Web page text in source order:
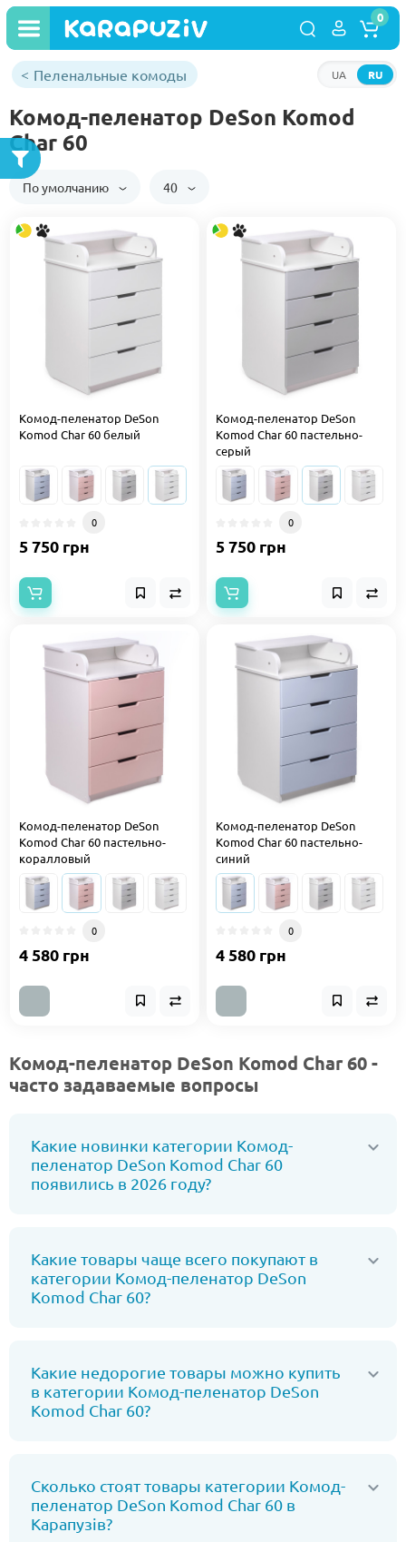
RU
UA
0
Пеленальные комоды
Комод-пеленатор DeSon Komod
Char 60
По умолчанию 40
Комод-пеленатор DeSon
Komod Char 60 белый
0
5 750 грн
Комод-пеленатор DeSon
Komod Char 60 пастельно-
серый
0
5 750 грн
Комод-пеленатор DeSon
Komod Char 60 пастельно-
коралловый
0
4 580 грн
Комод-пеленатор DeSon
Komod Char 60 пастельно-
синий
0
4 580 грн
Комод-пеленатор DeSon Komod Char 60 -
часто задаваемые вопросы
Какие новинки категории Комод-
пеленатор DeSon Komod Char 60
появились в 2026 году?
Какие товары чаще всего покупают в
категории Комод-пеленатор DeSon
Komod Char 60?
Какие недорогие товары можно купить
в категории Комод-пеленатор DeSon
Komod Char 60?
Сколько стоят товары категории Комод-
пеленатор DeSon Komod Char 60 в
Карапузів?